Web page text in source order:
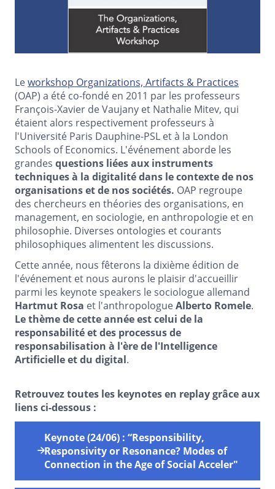
Leworkshop Organizations, Artifacts & Practices
(OAP) a été co-fondé en 2011 par les professeurs
François-Xavier de Vaujany et Nathalie Mitev, qui
étaient alors respectivement professeurs à
l'Université Paris Dauphine-PSL et à la London
Schools of Economics. L'événement aborde les
grandes questions liées aux instruments
techniques à la digitalité dans le contexte de nos
organisations et de nos sociétés. OAP regroupe
des chercheurs en théories des organisations, en
management, en sociologie, en anthropologie et en
philosophie. Diverses ontologies et courants
philosophiques alimentent les discussions.
Cette année, nous fêterons la dixième édition de
l'événement et nous aurons le plaisir d'accueillir
parmi les keynote speakers le sociologue allemand
Hartmut Rosa et l'anthropologueAlberto Romele.
Le thème de cette année est celui de la
responsabilité et des processus de
responsabilisation à l'ère de l'Intelligence
Artificielle et du digital.
Retrouvez toutes les keynotes en replay grâce aux
liens ci-dessous :
Keynote (24/06) : “Responsibility,
Responsivity or Resonance? Modes of
Connection in the Age of Social Acceler"